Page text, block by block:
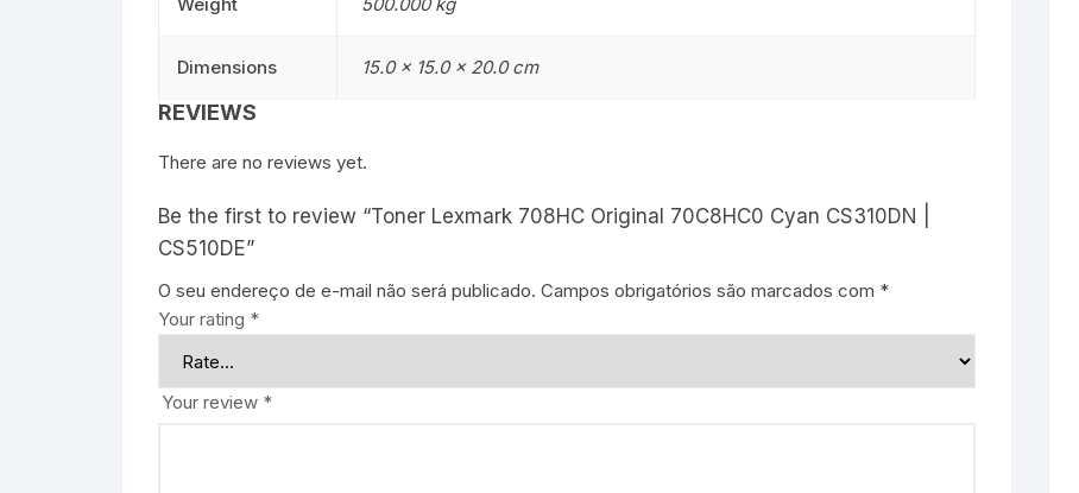
Dimensions 15.0 × 15.0 × 20.0 cm
REVIEWS
There are no reviews yet.
Be the first to review “Toner Lexmark 708HC Original 70C8HC0 Cyan CS310DN |
CS510DE”
O seu endereço de e-mail não será publicado. Campos obrigatórios são marcados com *
Your rating *
Your review *